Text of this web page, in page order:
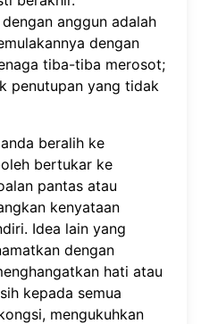
anggun adalah
dengan
tiba-tiba merosot;
penutupan yang tidak
beralih ke
bertukar ke
pantas atau
kenyataan
Idea lain yang
dengan
hati atau
kepada semua
mengukuhkan